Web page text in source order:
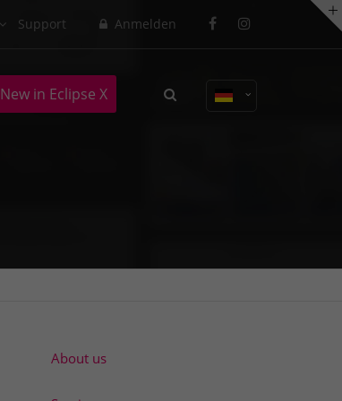
Lorem ipsum dolor sit amet,
consectetuer adipiscing elit.
Anmelden
Support
New in Eclipse X
About us